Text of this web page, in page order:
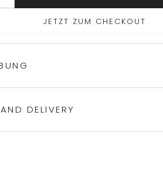
JETZT ZUM CHECKOUT
und kreative Wäsche-Designs von
DELIVERY